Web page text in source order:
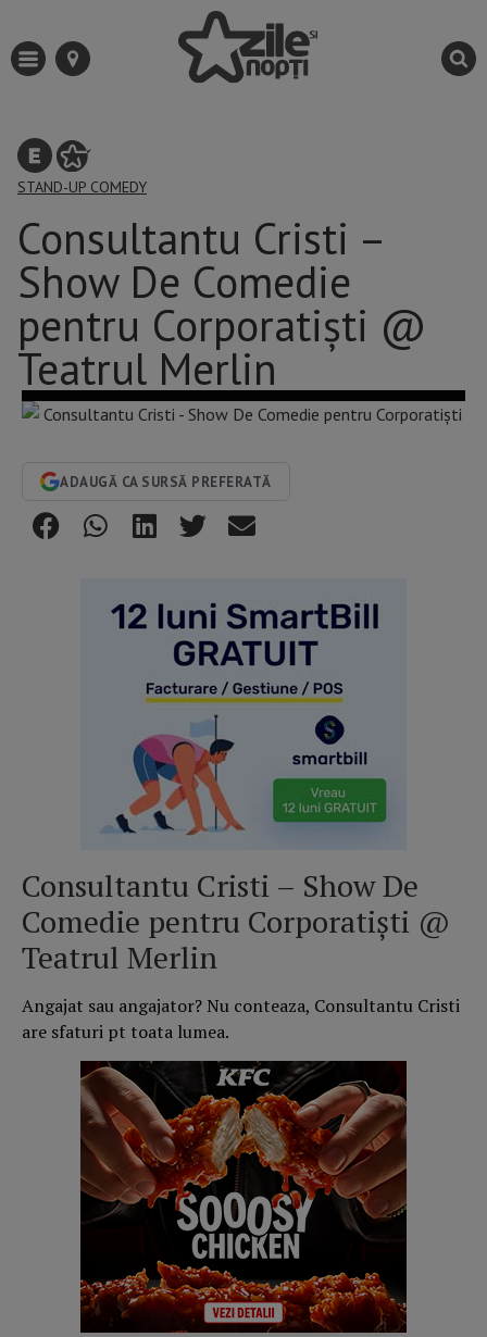
STAND-UP COMEDY
Consultantu Cristi –
Show De Comedie
pentru Corporatiști @
Teatrul Merlin
ADAUGĂ CA SURSĂ PREFERATĂ
Consultantu Cristi – Show De
Comedie pentru Corporatiști @
Teatrul Merlin
Angajat sau angajator? Nu conteaza, Consultantu Cristi
are sfaturi pt toata lumea.